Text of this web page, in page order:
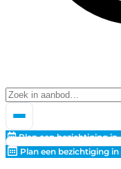
Plan een bezichtiging in
Plan een bezichtiging in